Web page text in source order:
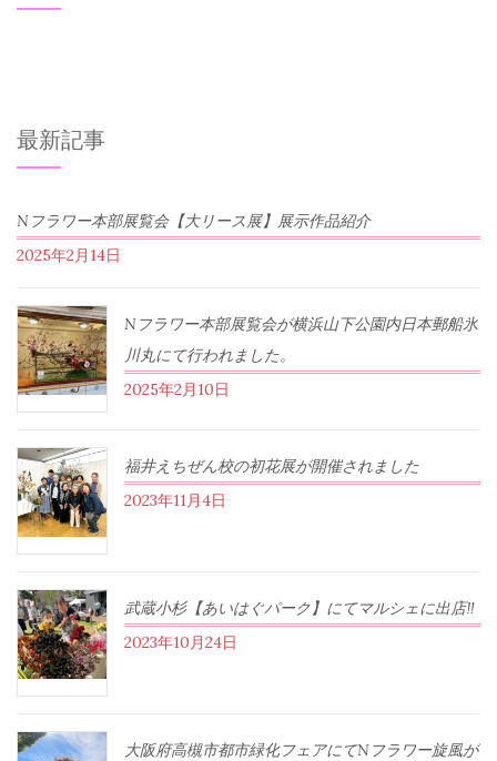
最新記事
Nフラワー本部展覧会【大リース展】展示作品紹介
2025年2月14日
Nフラワー本部展覧会が横浜山下公園内日本郵船氷
川丸にて行われました。
2025年2月10日
福井えちぜん校の初花展が開催されました
2023年11月4日
武蔵小杉【あいはぐパーク】にてマルシェに出店‼︎
2023年10月24日
大阪府高槻市都市緑化フェアにてNフラワー旋風が